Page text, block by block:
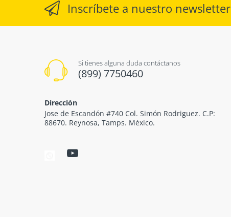
Inscríbete a nuestro newsletter
Si tienes alguna duda contáctanos
(899) 7750460
Dirección
Jose de Escandón #740 Col. Simón Rodriguez. C.P:
88670. Reynosa, Tamps. México.